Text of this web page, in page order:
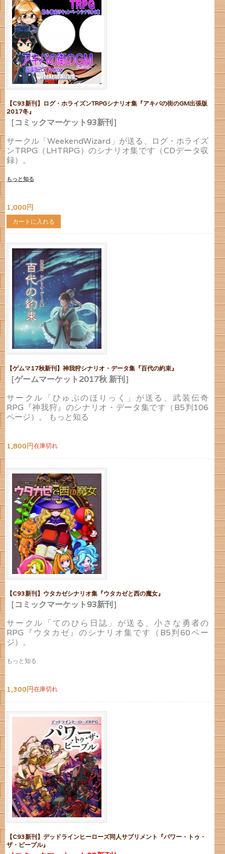
【C93新刊】ログ・ホライズンTRPGシナリオ集『アキバの街のGM出張版
2017冬』
［コミックマーケット93新刊］
サークル「WeekendWizard」が送る、ログ・ホライズ
ンTRPG（LHTRPG）のシナリオ集です（CDデータ収
録）。
もっと知る
1,000円
カートに入れる
【ゲムマ17秋新刊】神我狩シナリオ・データ集『百代の約束』
［ゲームマーケット2017秋 新刊］
サークル「ひゅぷのほりっく」が送る、武装伝奇
RPG『神我狩』のシナリオ・データ集です（B5判106
ページ）。 もっと知る
1,800円在庫切れ
【C93新刊】ウタカゼシナリオ集『ウタカゼと西の魔女』
［コミックマーケット93新刊］
サークル「てのひら日誌」が送る、小さな勇者の
RPG『ウタカゼ』のシナリオ集です（B5判60ペー
ジ）。
もっと知る
1,300円在庫切れ
【C93新刊】デッドラインヒーローズ同人サプリメント『パワー・トゥ・
ザ・ピープル』